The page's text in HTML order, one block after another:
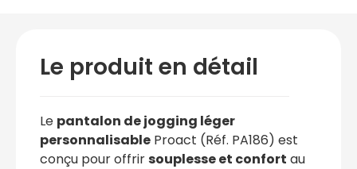
Le produit en détail
Le pantalon de jogging léger
personnalisable Proact (Réf. PA186) est
conçu pour offrirsouplesse et confort au